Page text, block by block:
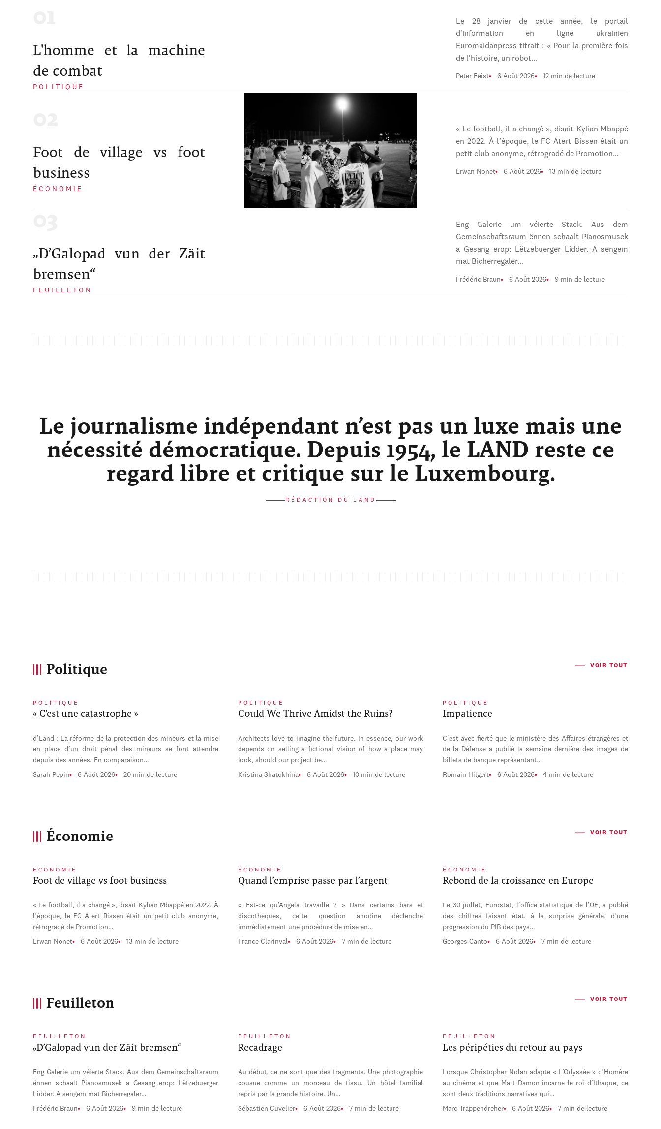
L'homme et la machine
de combat
POLITIQUE
Le 28 janvier de cette année, le portail
d'information en ligne ukrainien
Euromaidanpress titrait : « Pour la première fois
de l'histoire, un robot…
Peter Feist 6 Août 2026 12 min de lecture
Foot de village vs foot
business
ÉCONOMIE
« Le football, il a changé », disait Kylian Mbappé
en 2022. À l’époque, le FC Atert Bissen était un
petit club anonyme, rétrogradé de Promotion…
Erwan Nonet 6 Août 2026 13 min de lecture
„D’Galopad vun der Zäit
bremsen“
FEUILLETON
Eng Galerie um véierte Stack. Aus dem
Gemeinschaftsraum ënnen schaalt Pianosmusek
a Gesang erop: Lëtzebuerger Lidder. A sengem
mat Bicherregaler…
Frédéric Braun 6 Août 2026 9 min de lecture
Le journalisme indépendant n’est pas un luxe mais une
nécessité démocratique. Depuis 1954, le LAND reste ce
regard libre et critique sur le Luxembourg.
RÉDACTION DU LAND
Politique VOIR TOUT
POLITIQUE
« C'est une catastrophe »
d’Land : La réforme de la protection des mineurs et la mise
en place d’un droit pénal des mineurs se font attendre
depuis des années. En comparaison…
Sarah Pepin 6 Août 2026 20 min de lecture
POLITIQUE
Could We Thrive Amidst the Ruins?
Architects love to imagine the future. In essence, our work
depends on selling a fictional vision of how a place may
look, should our project be…
Kristina Shatokhina 6 Août 2026 10 min de lecture
POLITIQUE
Impatience
C'est avec fierté que le ministère des Affaires étrangères et
de la Défense a publié la semaine dernière des images de
billets de banque représentant…
Romain Hilgert 6 Août 2026 4 min de lecture
Économie VOIR TOUT
ÉCONOMIE
Foot de village vs foot business
« Le football, il a changé », disait Kylian Mbappé en 2022. À
l’époque, le FC Atert Bissen était un petit club anonyme,
rétrogradé de Promotion…
Erwan Nonet 6 Août 2026 13 min de lecture
ÉCONOMIE
Quand l’emprise passe par l’argent
« Est-ce qu’Angela travaille ? » Dans certains bars et
discothèques, cette question anodine déclenche
immédiatement une procédure de mise en…
France Clarinval 6 Août 2026 7 min de lecture
ÉCONOMIE
Rebond de la croissance en Europe
Le 30 juillet, Eurostat, l’office statistique de l’UE, a publié
des chiffres faisant état, à la surprise générale, d’une
progression du PIB des pays…
Georges Canto 6 Août 2026 7 min de lecture
Feuilleton VOIR TOUT
FEUILLETON
„D’Galopad vun der Zäit bremsen“
Eng Galerie um véierte Stack. Aus dem Gemeinschaftsraum
ënnen schaalt Pianosmusek a Gesang erop: Lëtzebuerger
Lidder. A sengem mat Bicherregaler…
Frédéric Braun 6 Août 2026 9 min de lecture
FEUILLETON
Recadrage
Au début, ce ne sont que des fragments. Une photographie
cousue comme un morceau de tissu. Un hôtel familial
repris par la grande histoire. Un…
Sébastien Cuvelier 6 Août 2026 7 min de lecture
FEUILLETON
Les péripéties du retour au pays
Lorsque Christopher Nolan adapte « L’Odyssée » d’Homère
au cinéma et que Matt Damon incarne le roi d’Ithaque, ce
sont deux traditions narratives qui…
Marc Trappendreher 6 Août 2026 7 min de lecture